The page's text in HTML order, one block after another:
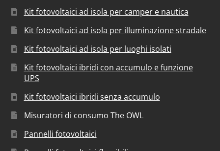
Kit fotovoltaici ad isola per camper e nautica
Kit fotovoltaici ad isola per illuminazione stradale
Kit fotovoltaici ad isola per luoghi isolati
Kit fotovoltaici ibridi con accumulo e funzione
UPS
Kit fotovoltaici ibridi senza accumulo
Misuratori di consumo The OWL
Pannelli fotovoltaici